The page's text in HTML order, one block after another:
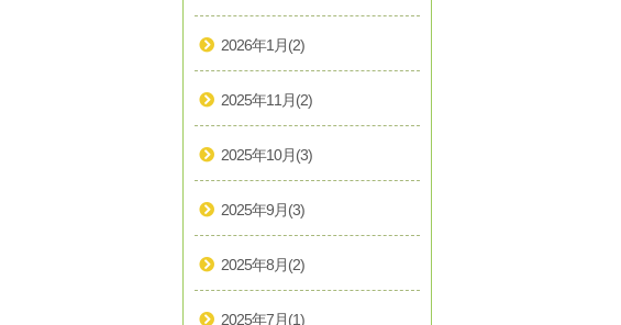
2026年1月(2)
2025年11月(2)
2025年10月(3)
2025年9月(3)
2025年8月(2)
2025年7月(1)